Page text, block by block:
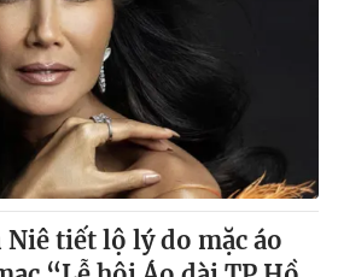
tiết lộ lý do mặc áo